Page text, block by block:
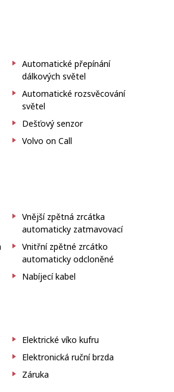
Automatické přepínání
dálkových světel
Automatické rozsvěcování
světel
Dešťový senzor
Volvo on Call
Vnější zpětná zrcátka
automaticky zatmavovací
Vnitřní zpětné zrcátko
automaticky odcloněné
Nabíjecí kabel
Elektrické víko kufru
Elektronická ruční brzda
Záruka